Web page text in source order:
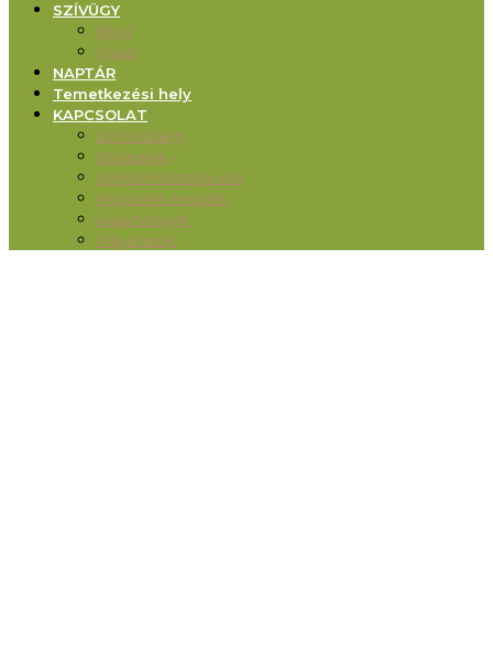
SZÍVÜGY
Blog
Újság
NAPTÁR
Temetkezési hely
KAPCSOLAT
Elérhetőség
Stóladíjak
Egyházi hozzájárulás
Képviselő-testület
Alapítványok
Pályázatok